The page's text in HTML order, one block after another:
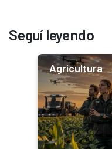
Seguí leyendo
Agricultura